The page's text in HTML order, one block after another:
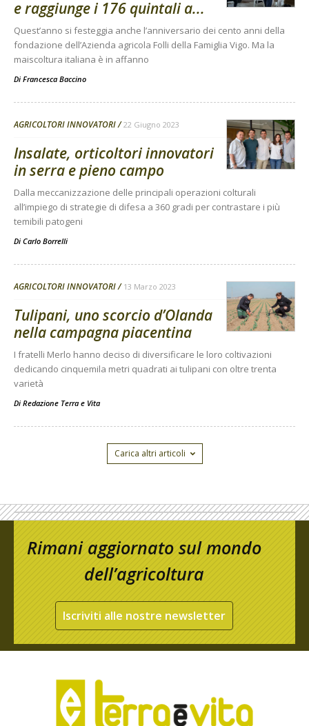
e raggiunge i 176 quintali a...
Quest’anno si festeggia anche l’anniversario dei cento anni della
fondazione dell’Azienda agricola Folli della Famiglia Vigo. Ma la
maiscoltura italiana è in affanno
Di Francesca Baccino
AGRICOLTORI INNOVATORI 22 Giugno 2023
Insalate, orticoltori innovatori
in serra e pieno campo
Dalla meccanizzazione delle principali operazioni colturali
all’impiego di strategie di difesa a 360 gradi per contrastare i più
temibili patogeni
Di Carlo Borrelli
AGRICOLTORI INNOVATORI 13 Marzo 2023
Tulipani, uno scorcio d’Olanda
nella campagna piacentina
I fratelli Merlo hanno deciso di diversificare le loro coltivazioni
dedicando cinquemila metri quadrati ai tulipani con oltre trenta
varietà
Di Redazione Terra e Vita
Carica altri articoli
Rimani aggiornato sul mondo
dell’agricoltura
Iscriviti alle nostre newsletter